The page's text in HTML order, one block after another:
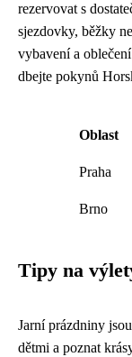
rezervovat s
sjezdovky, běžky
vybavení a
dbejte pokynů
Oblast
Praha
Brno
Tipy na
Jarní prázdniny
dětmi a poznat